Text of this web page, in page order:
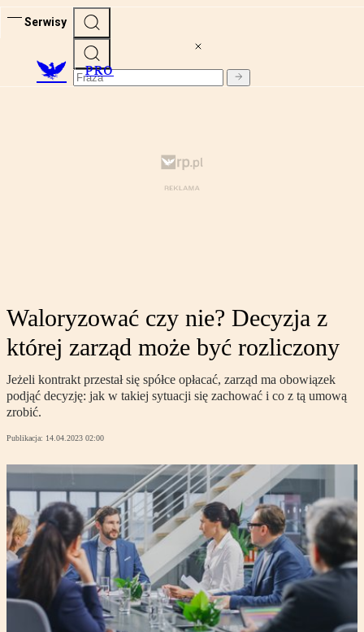
Serwisy
PRO
Waloryzować czy nie? Decyzja z
której zarząd może być rozliczony
Jeżeli kontrakt przestał się spółce opłacać, zarząd ma obowiązek
podjąć decyzję: jak w takiej sytuacji się zachować i co z tą umową
zrobić.
Publikacja: 14.04.2023 02:00